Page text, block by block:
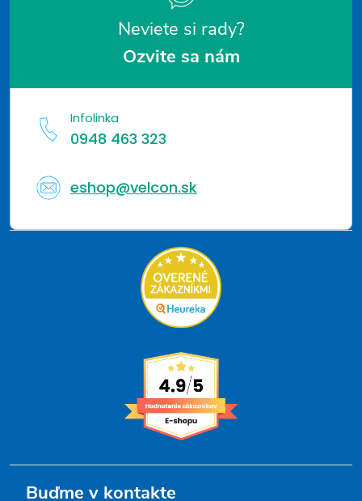
p
Neviete si rady?
Ozvite sa nám
Infolinka
0948 463 323
eshop@velcon.sk
Buďme v kontakte